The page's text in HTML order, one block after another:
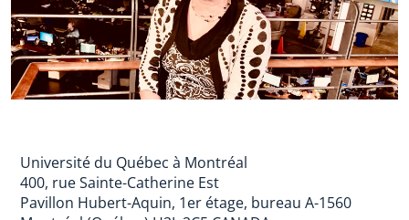
Université du Québec à Montréal
400, rue Sainte-Catherine Est
Pavillon Hubert-Aquin, 1er étage, bureau A-1560